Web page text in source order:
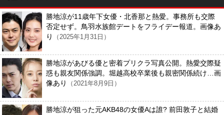
勝地涼が11歳年下女優・北香那と熱愛。事務所も交際
否定せず。鳥羽水族館デートをフライデー報道。画像あ
り
（2025年1月31日）
勝地涼があびる優と密着プリクラ写真公開。熱愛交際疑
惑も親友関係強調。堀越高校卒業後も親密関係続け…画
像あり
（2021年8月9日）
勝地涼が狙った元AKB48の女優Aは誰? 前田敦子と結婚